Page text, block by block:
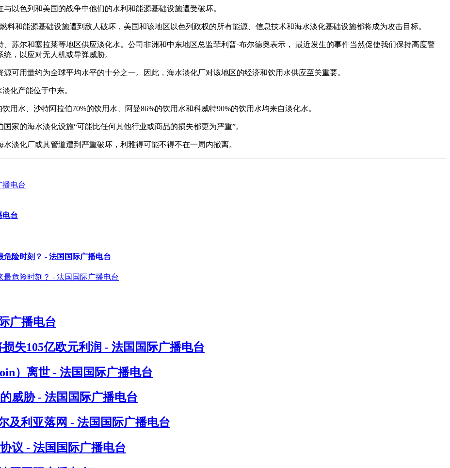
以色列和美国的战争中他们的水利和能源基础设施遭受破坏。
料和能源基础设施遭到敌人破坏，美国和该地区以色列政权的所有能源、信息技术和海水淡化基础设施都将成为攻击目标。
苏尔和塞拉莱等地区供应淡化水。公司非洲和中东地区总监菲利普·布尔德奥表示， 最近发生的事件当然促使我们保持高度警
，以应对无人机或导弹威胁。
可用量约为全球平均水平的十分之一。因此，海水淡化厂对该地区的经济和饮用水供应至关重要。
化产能位于中东。
用水、沙特阿拉伯70%的饮用水、阿曼86%的饮用水和科威特90%的饮用水均来自淡化水。
家的海水淡化设施“可能比任何其他行业或商品的损失都更为严重”。
淡化厂或其管道遭到严重破坏，利雅得可能不得不在一周内撤离。
电台
险时刻？ - 法国国际广播电台
广播电台
失105亿欧元利润 - 法国国际广播电台
）离世 - 法国国际广播电台
威胁 - 法国国际广播电台
及利亚落网 - 法国国际广播电台
议 - 法国国际广播电台